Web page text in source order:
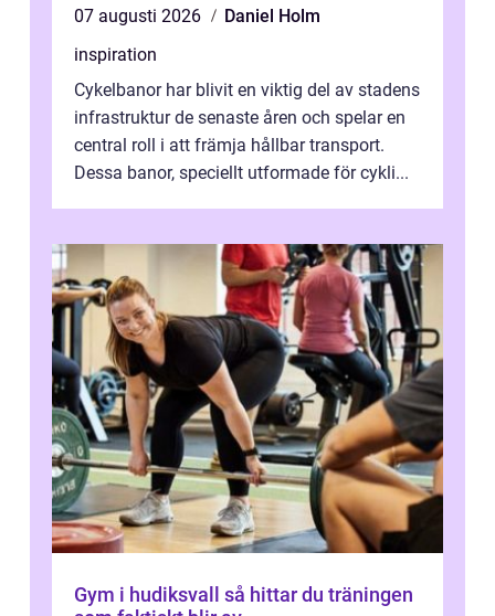
07 augusti 2026
Daniel Holm
inspiration
Cykelbanor har blivit en viktig del av stadens
infrastruktur de senaste åren och spelar en
central roll i att främja hållbar transport.
Dessa banor, speciellt utformade för cykli...
Gym i hudiksvall så hittar du träningen